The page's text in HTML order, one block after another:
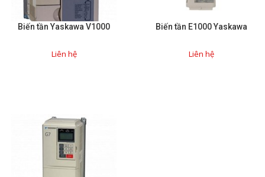
Biến tần Yaskawa V1000
Liên hệ
Biến tần E1000 Yaskawa
Liên hệ
Nhắn tin